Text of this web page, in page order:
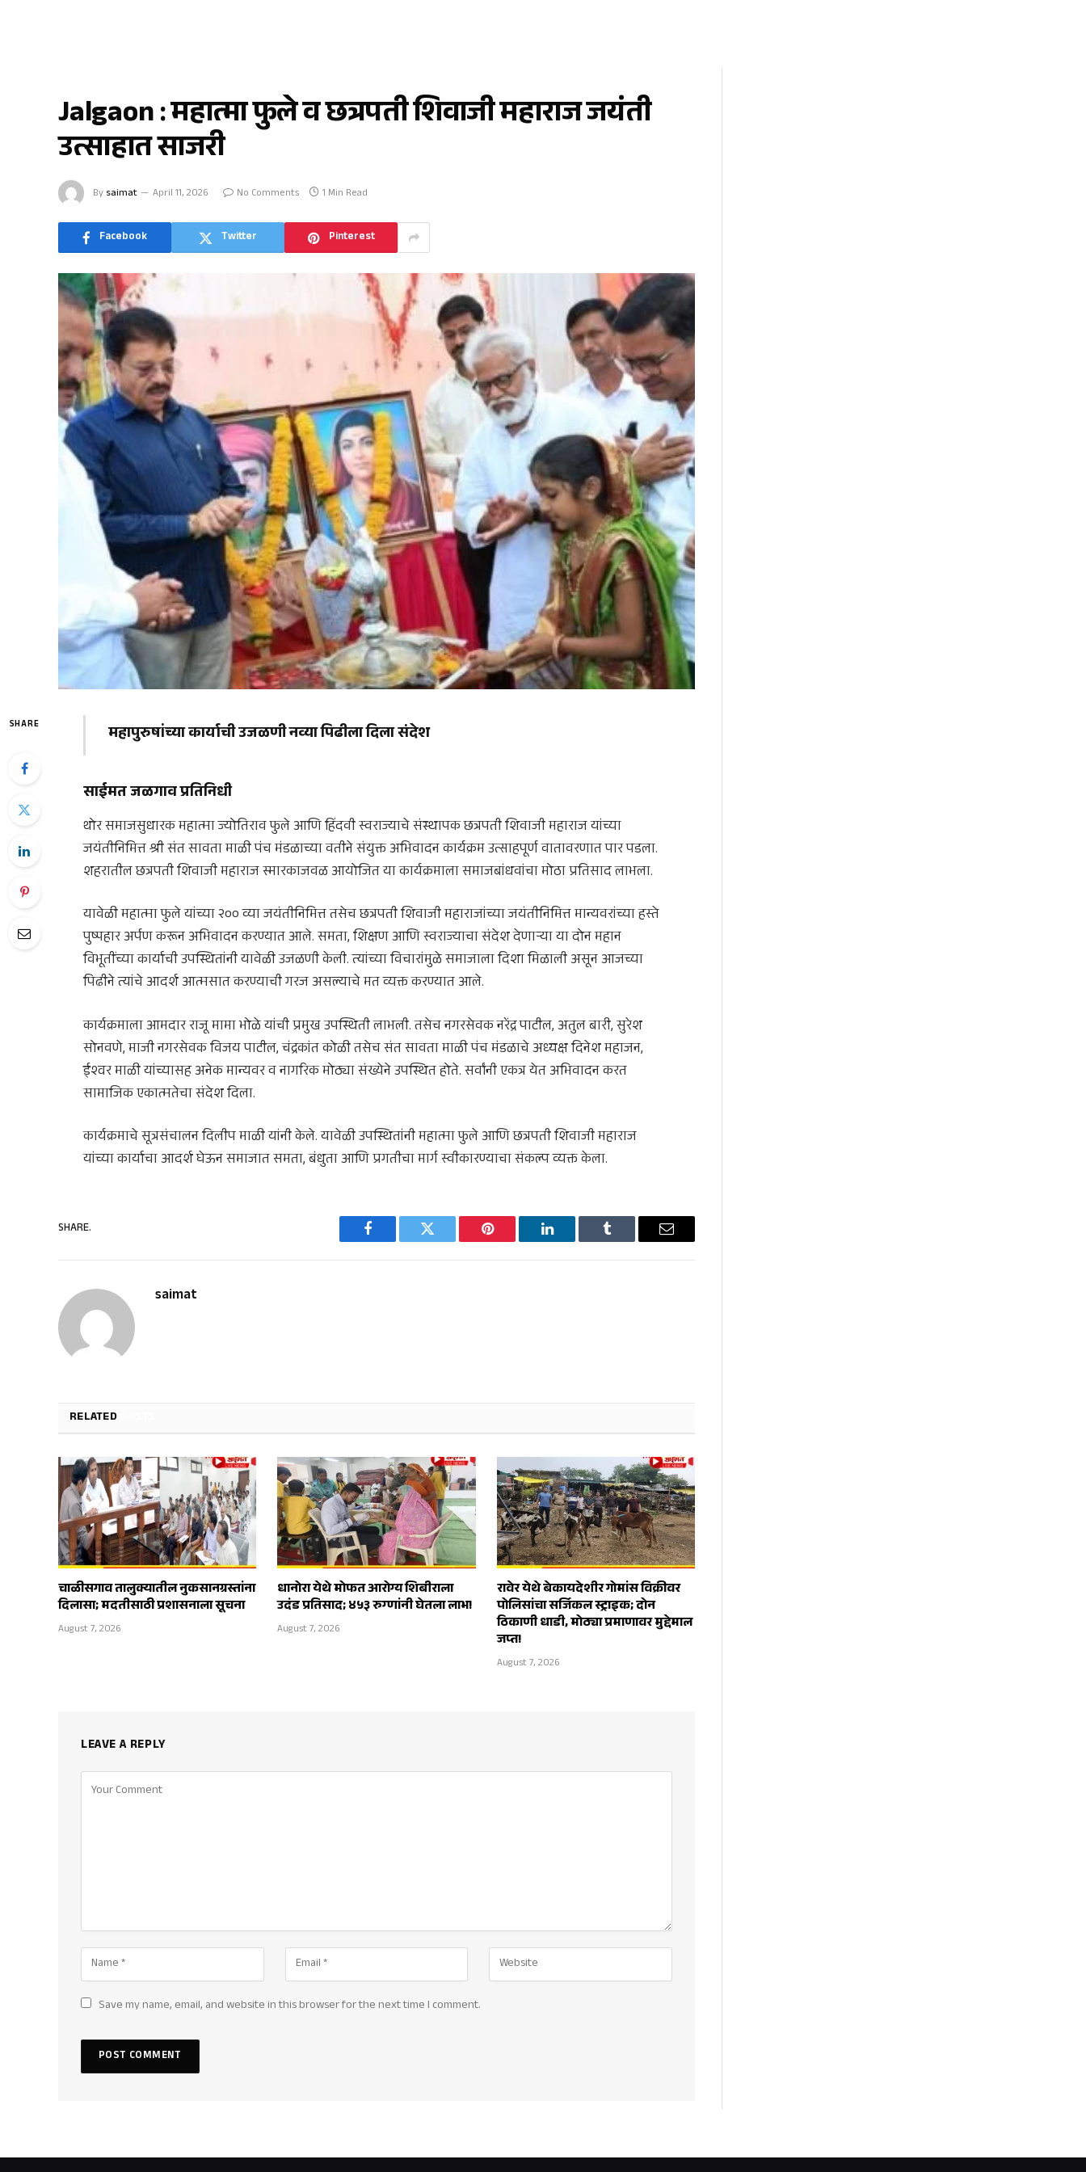
Jalgaon : महात्मा फुले व छत्रपती शिवाजी महाराज जयंती
उत्साहात साजरी
By saimat April 11, 2026 No Comments 1 Min Read
Facebook Twitter Pinterest
SHARE महापुरुषांच्या कार्याची उजळणी नव्या पिढीला दिला संदेश
साईमत जळगाव प्रतिनिधी
थोर समाजसुधारकमहात्मा ज्योतिराव फुलेआणि हिंदवी स्वराज्याचे संस्थापकछत्रपती शिवाजी महाराजयांच्या
जयंतीनिमित्त श्री संत सावता माळी पंच मंडळाच्या वतीने संयुक्त अभिवादन कार्यक्रम उत्साहपूर्ण वातावरणात पार पडला.
शहरातील छत्रपती शिवाजी महाराज स्मारकाजवळ आयोजित या कार्यक्रमाला समाजबांधवांचा मोठा प्रतिसाद लाभला.
यावेळी महात्मा फुले यांच्या २०० व्या जयंतीनिमित्त तसेच छत्रपती शिवाजी महाराजांच्या जयंतीनिमित्त मान्यवरांच्या हस्ते
पुष्पहार अर्पण करून अभिवादन करण्यात आले. समता, शिक्षण आणि स्वराज्याचा संदेश देणाऱ्या या दोन महान
विभूतींच्या कार्याची उपस्थितांनी यावेळी उजळणी केली. त्यांच्या विचारांमुळे समाजाला दिशा मिळाली असून आजच्या
पिढीने त्यांचे आदर्श आत्मसात करण्याची गरज असल्याचे मत व्यक्त करण्यात आले.
कार्यक्रमाला आमदार राजू मामा भोळे यांची प्रमुख उपस्थिती लाभली. तसेच नगरसेवक नरेंद्र पाटील, अतुल बारी, सुरेश
सोनवणे, माजी नगरसेवक विजय पाटील, चंद्रकांत कोळी तसेच संत सावता माळी पंच मंडळाचे अध्यक्ष दिनेश महाजन,
ईश्वर माळी यांच्यासह अनेक मान्यवर व नागरिक मोठ्या संख्येने उपस्थित होते. सर्वांनी एकत्र येत अभिवादन करत
सामाजिक एकात्मतेचा संदेश दिला.
कार्यक्रमाचे सूत्रसंचालन दिलीप माळी यांनी केले. यावेळी उपस्थितांनी महात्मा फुले आणि छत्रपती शिवाजी महाराज
यांच्या कार्याचा आदर्श घेऊन समाजात समता, बंधुता आणि प्रगतीचा मार्ग स्वीकारण्याचा संकल्प व्यक्त केला.
SHARE.
Facebook Twitter Pinterest LinkedIn Tumblr Email
saimat
RELATED
चाळीसगाव तालुक्यातील नुकसानग्रस्तांना
दिलासा; मदतीसाठी प्रशासनाला सूचना
August 7, 2026
धानोरा येथे मोफत आरोग्य शिबीराला
उदंड प्रतिसाद; ४५३ रुग्णांनी घेतला लाभ!
August 7, 2026
रावेर येथे बेकायदेशीर गोमांस विक्रीवर
पोलिसांचा सर्जिकल स्ट्राइक; दोन
ठिकाणी धाडी, मोठ्या प्रमाणावर मुद्देमाल
जप्त!
August 7, 2026
LEAVE A REPLY
Save my name, email, and website in this browser for the next time I comment.